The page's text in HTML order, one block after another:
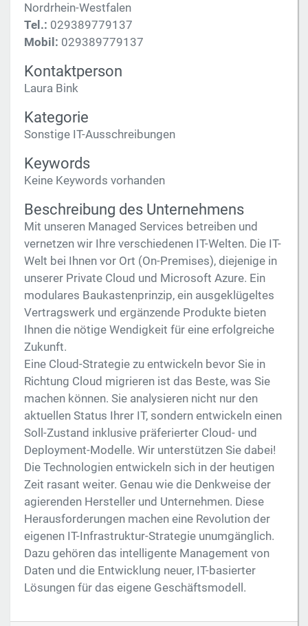
Nordrhein-Westfalen
Tel.: 029389779137
Mobil: 029389779137
Kontaktperson
Laura Bink
Kategorie
Sonstige IT-Ausschreibungen
Keywords
Keine Keywords vorhanden
Beschreibung des Unternehmens
Mit unseren Managed Services betreiben und
vernetzen wir Ihre verschiedenen IT-Welten. Die IT-
Welt bei Ihnen vor Ort (On-Premises), diejenige in
unserer Private Cloud und Microsoft Azure. Ein
modulares Baukastenprinzip, ein ausgeklügeltes
Vertragswerk und ergänzende Produkte bieten
Ihnen die nötige Wendigkeit für eine erfolgreiche
Zukunft.
Eine Cloud-Strategie zu entwickeln bevor Sie in
Richtung Cloud migrieren ist das Beste, was Sie
machen können. Sie analysieren nicht nur den
aktuellen Status Ihrer IT, sondern entwickeln einen
Soll-Zustand inklusive präferierter Cloud- und
Deployment-Modelle. Wir unterstützen Sie dabei!
Die Technologien entwickeln sich in der heutigen
Zeit rasant weiter. Genau wie die Denkweise der
agierenden Hersteller und Unternehmen. Diese
Herausforderungen machen eine Revolution der
eigenen IT-Infrastruktur-Strategie unumgänglich.
Dazu gehören das intelligente Management von
Daten und die Entwicklung neuer, IT-basierter
Lösungen für das eigene Geschäftsmodell.